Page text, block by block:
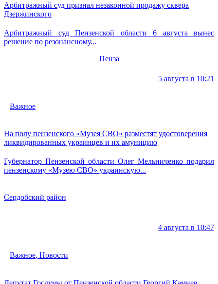
Арбитражный суд признал незаконной продажу сквера
Дзержинского
Арбитражный суд Пензенской области 6 августа вынес
решение по резонансному...
Пенза
5 августа в 10:21
Важное
На полу пензенского «Музея СВО» разместят удостоверения
ликвидированных украинцев и их амуницию
Губернатор Пензенской области Олег Мельниченко подарил
пензенскому «Музею СВО» украинскую...
Сердобский район
4 августа в 10:47
Важное, Новости